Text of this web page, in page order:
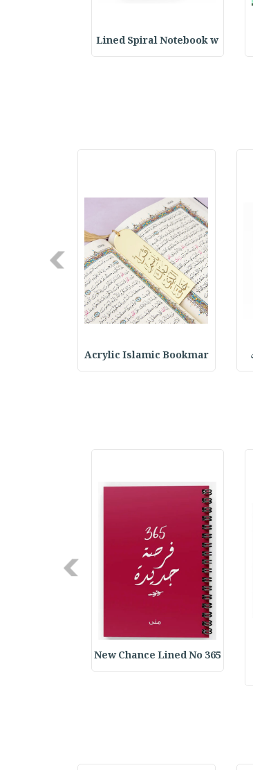
Lined Spiral Notebook w
Acrylic Islamic Bookmar
Next
365 New Chance Lined No
Next